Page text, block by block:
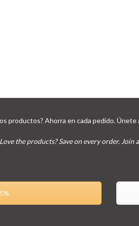
productos? Ahorra en cada pedido. Únete
Love the products? Save on every order.